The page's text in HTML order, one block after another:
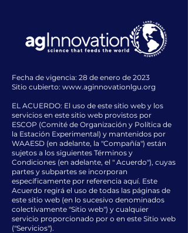
Fecha de vigencia: 28 de enero de 2023
Sitio cubierto: www.aginnovationlgu.org
EL ACUERDO: El uso de este sitio web y los
servicios en este sitio web provistos por
ESCOP (Comité de Organización y Política de
la Estación Experimental) y mantenidos por
WAAESD (en adelante, la "Compañía") están
sujetos a los siguientes Términos y
Condiciones (en adelante, el " Acuerdo"), cuyas
partes y subpartes se incorporan
específicamente por referencia aquí. Este
Acuerdo regirá el uso de todas las páginas de
este sitio web (en lo sucesivo denominados
colectivamente "Sitio web") y cualquier
servicio proporcionado por o en este Sitio web
("Servicios").